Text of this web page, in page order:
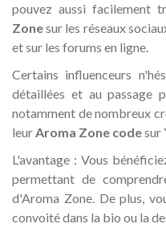
pouvez aussi facilement
Zonesur les réseaux
et sur les forums en ligne.
Certains influenceurs
détaillées et au passage
notamment de nombreux
leurAroma Zone codesur
L'avantage : Vous
permettant de
d'Aroma Zone. De plus,
convoité dans la bio ou la